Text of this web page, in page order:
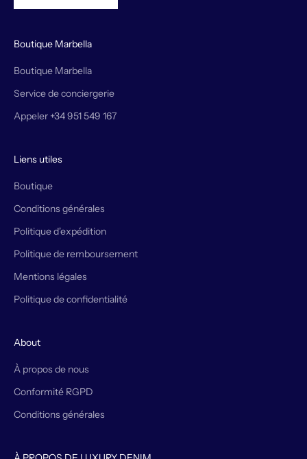
Boutique Marbella
Boutique Marbella
Service de conciergerie
Appeler +34 951 549 167
Liens utiles
Boutique
Conditions générales
Politique d'expédition
Politique de remboursement
Mentions légales
Politique de confidentialité
About
À propos de nous
Conformité RGPD
Conditions générales